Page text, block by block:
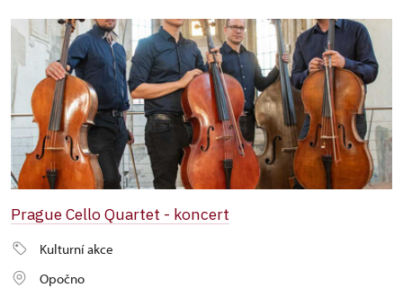
Prague Cello Quartet - koncert
Kulturní akce
Opočno